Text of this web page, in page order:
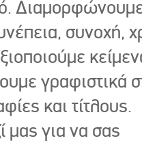
συνοχή,
γραφιστικά
και τίτλους.
μας για να σας